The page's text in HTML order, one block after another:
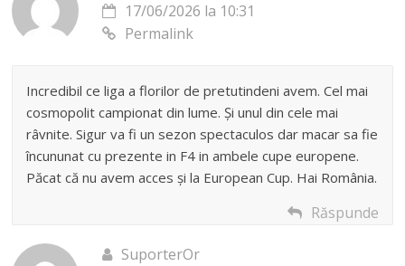
17/06/2026 la 10:31
Permalink
Incredibil ce liga a florilor de pretutindeni avem. Cel mai
cosmopolit campionat din lume. Și unul din cele mai
râvnite. Sigur va fi un sezon spectaculos dar macar sa fie
încununat cu prezente in F4 in ambele cupe europene.
Păcat că nu avem acces și la European Cup. Hai România.
Răspunde
SuporterOr